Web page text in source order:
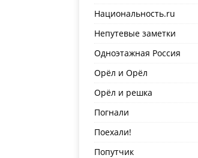
Национальность.ru
Непутевые заметки
Одноэтажная Россия
Орёл и Орёл
Орёл и решка
Погнали
Поехали!
Попутчик